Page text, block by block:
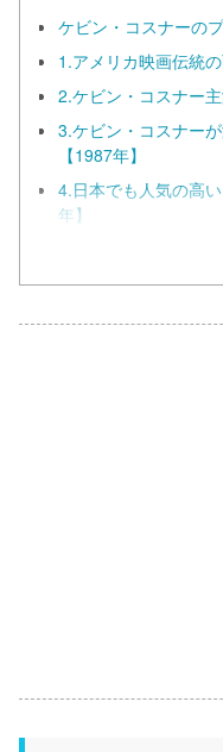
ケビン・コスナーの
1.アメリカ映画伝統
2.ケビン・コスナー
3.ケビン・コスナー
【1987年】
4.日本でも人気の高
年】